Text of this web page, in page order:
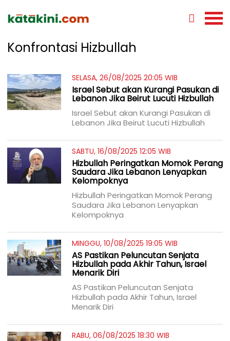
Konfrontasi Hizbullah
SELASA, 26/08/2025 20:05 WIB
Israel Sebut akan Kurangi Pasukan di
Lebanon Jika Beirut Lucuti Hizbullah
Israel Sebut akan Kurangi Pasukan di
Lebanon Jika Beirut Lucuti Hizbullah
SABTU, 16/08/2025 12:05 WIB
Hizbullah Peringatkan Momok Perang
Saudara Jika Lebanon Lenyapkan
Kelompoknya
Hizbullah Peringatkan Momok Perang
Saudara Jika Lebanon Lenyapkan
Kelompoknya
MINGGU, 10/08/2025 19:05 WIB
AS Pastikan Peluncutan Senjata
Hizbullah pada Akhir Tahun, Israel
Menarik Diri
AS Pastikan Peluncutan Senjata
Hizbullah pada Akhir Tahun, Israel
Menarik Diri
RABU, 06/08/2025 18:30 WIB